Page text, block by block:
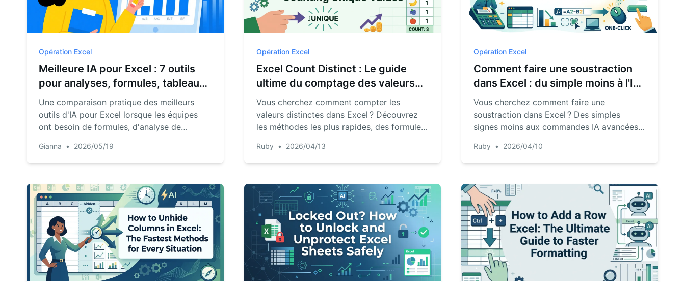
Pipelines, objectifs, prévisions et suivi
du chiffre d’affaires.
Projet
avancement.
Analytique
Tableaux de bord, revues KPI et
analyses récurrentes.
Prompts utiles pour l’analyse, le
reporting et le nettoyage.
Communauté
questions et apprenez des utilisateurs.
Démarrage rapide
Prise en main rapide pour les nouveaux
utilisateurs et équipes.
Opération Excel
Meilleure IA pour Excel : 7 outils
pour analyses, formules, tableaux
de bord et rapports
Une comparaison pratique des meilleurs
outils d'IA pour Excel lorsque les équipes
ont besoin de formules, d'analyse de
de résultats vérifiables.
Gianna • 2026/05/19
Opération Excel
Excel Count Distinct : Le guide
ultime du comptage des valeurs
uniques
Vous cherchez comment compter les
valeurs distinctes dans Excel ? Découvrez
les méthodes les plus rapides, des formules
Ruby • 2026/04/13
Opération Excel
Comment faire une soustraction
dans Excel : du simple moins à l'IA
en un clic
Vous cherchez comment faire une
soustraction dans Excel ? Des simples
signes moins aux commandes IA avancées,
soustraire des nombres et des colonnes
entières instantanément.
Ruby • 2026/04/10